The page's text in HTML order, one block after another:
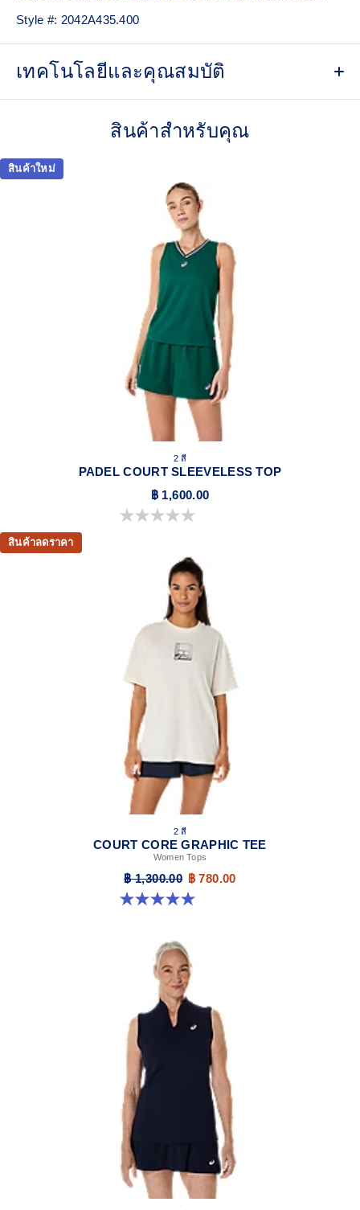
Style #: 2042A435.400
เทคโนโลยีและคุณสมบัติ
For improved breathability.
Taped seams.
No seam shoulder construction for optimal comfort and
Double branding: ASICS Spiral logo on the front and
ASICS logo on the back.
At least 50% of the garment's main material is made
with recycled content to reduce waste and carbon
92% Polyester, 8% Spandex: 100% Recycled Polyester
สินค้าสำหรับคุณ
สินค้าใหม่
2 สี
PADEL COURT SLEEVELESS TOP
฿ 1,600.00
0.0 จาก 5 ดาว
สินค้าลดราคา
2 สี
COURT CORE GRAPHIC TEE
Women Tops
฿ 1,300.00 ฿ 780.00
5.0 จาก 5 ดาว 4 รีวิว